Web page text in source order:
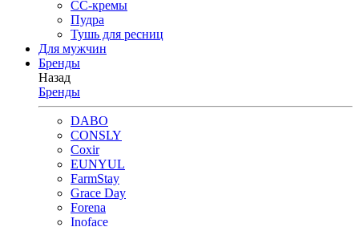
CC-кремы
Пудра
Тушь для ресниц
Для мужчин
Бренды
Назад
Бренды
DABO
CONSLY
Coxir
EUNYUL
FarmStay
Grace Day
Forena
Inoface